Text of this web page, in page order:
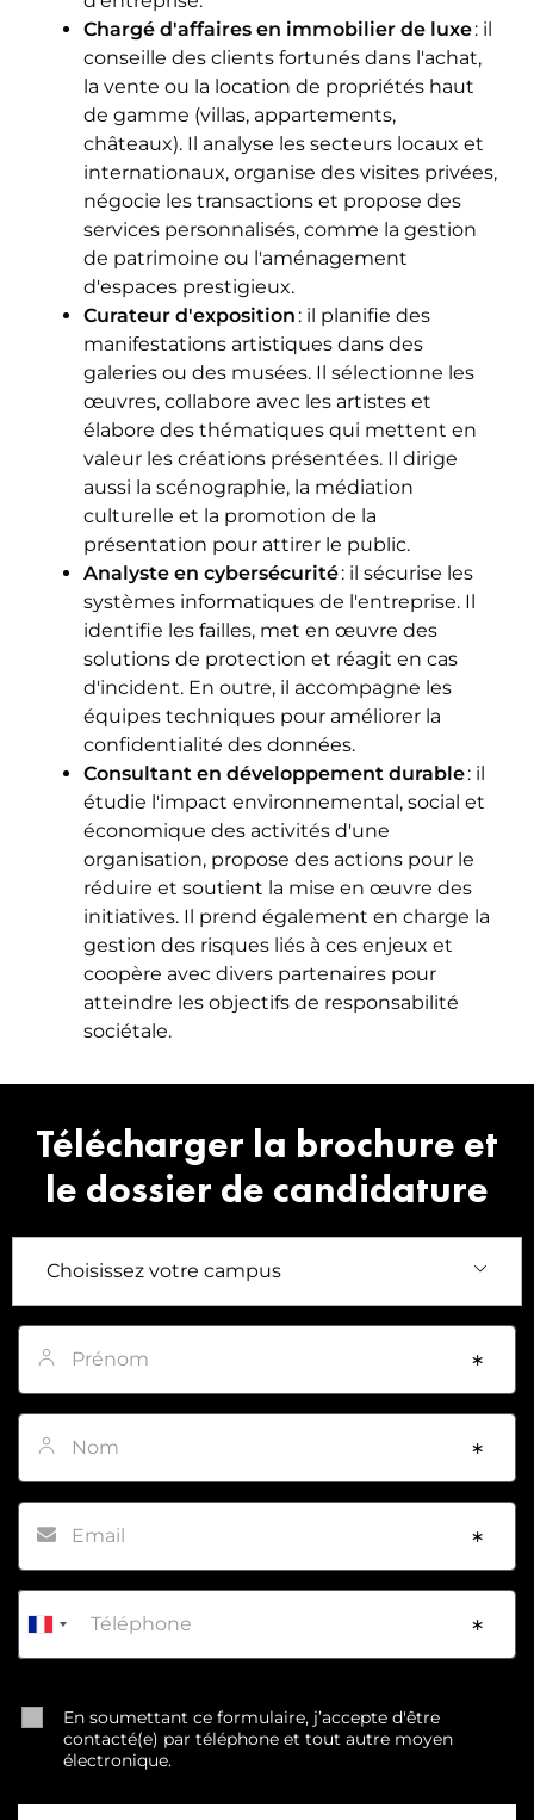
Chargé d'affaires en immobilier de luxe: il
conseille des clients fortunés dans l'achat,
la vente ou la location de propriétés haut
de gamme (villas, appartements,
châteaux). Il analyse les secteurs locaux et
internationaux, organise des visites privées,
négocie les transactions et propose des
services personnalisés, comme la gestion
de patrimoine ou l'aménagement
d'espaces prestigieux.
Curateur d'exposition : il planifie des
manifestations artistiques dans des
galeries ou des musées. Il sélectionne les
œuvres, collabore avec les artistes et
élabore des thématiques qui mettent en
valeur les créations présentées. Il dirige
aussi la scénographie, la médiation
culturelle et la promotion de la
présentation pour attirer le public.
Analyste en cybersécurité: il sécurise les
systèmes informatiques de l'entreprise. Il
identifie les failles, met en œuvre des
solutions de protection et réagit en cas
d'incident. En outre, il accompagne les
équipes techniques pour améliorer la
confidentialité des données.
Consultant en développement durable: il
étudie l'impact environnemental, social et
économique des activités d'une
organisation, propose des actions pour le
réduire et soutient la mise en œuvre des
initiatives. Il prend également en charge la
gestion des risques liés à ces enjeux et
coopère avec divers partenaires pour
atteindre les objectifs de responsabilité
sociétale.
Télécharger la brochure et
le dossier de candidature
Prénom
Nom
Email
En soumettant ce formulaire, j’accepte d'être
contacté(e) par téléphone et tout autre moyen
électronique.